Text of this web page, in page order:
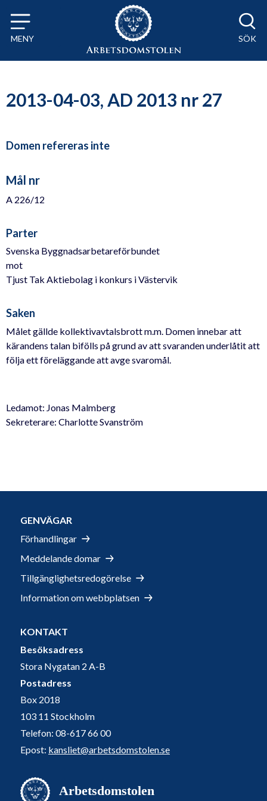
Till innehåll på sidan x
MENY SÖK
2013-04-03, AD 2013 nr 27
Domen refereras inte
Mål nr
A 226/12
Parter
Svenska Byggnadsarbetareförbundet
mot
Tjust Tak Aktiebolag i konkurs i Västervik
Saken
Målet gällde kollektivavtalsbrott m.m. Domen innebar att
kärandens talan bifölls på grund av att svaranden underlåtit att
följa ett föreläggande att avge svaromål.
Ledamot: Jonas Malmberg
Sekreterare: Charlotte Svanström
GENVÄGAR
Förhandlingar
Meddelande domar
Tillgänglighetsredogörelse
Information om webbplatsen
KONTAKT
Besöksadress
Stora Nygatan 2 A-B
Postadress
Box 2018
103 11 Stockholm
Telefon: 08-617 66 00
Epost: kansliet@arbetsdomstolen.se